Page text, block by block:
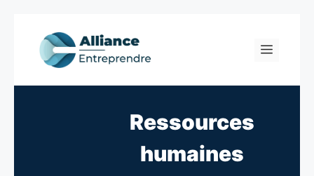
content
Menu
Ressources
humaines